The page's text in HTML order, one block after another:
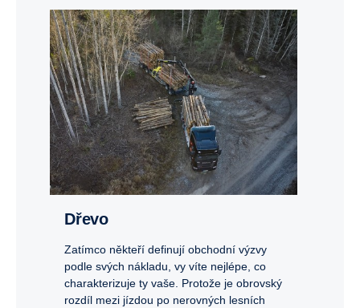
Dřevo
Zatímco někteří definují obchodní výzvy
podle svých nákladu, vy víte nejlépe, co
charakterizuje ty vaše. Protože je obrovský
rozdíl mezi jízdou po nerovných lesních